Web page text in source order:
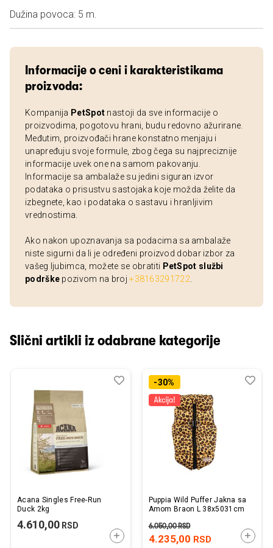
Dužina povoca: 5 m.
Informacije o ceni i karakteristikama
proizvoda:
Kompanija PetSpot nastoji da sve informacije o
proizvodima, pogotovu hrani, budu redovno ažurirane.
Međutim, proizvođači hrane konstatno menjaju i
unapređuju svoje formule, zbog čega su najpreciznije
informacije uvek one na samom pakovanju.
Informacije sa ambalaže su jedini siguran izvor
podataka o prisustvu sastojaka koje možda želite da
izbegnete, kao i podataka o sastavu i hranljivim
vrednostima.
Ako nakon upoznavanja sa podacima sa ambalaže
niste sigurni da li je određeni proizvod dobar izbor za
vašeg ljubimca, možete se obratiti PetSpot službi
podrške pozivom na broj+38163291722
Slični artikli iz odabrane kategorije
Acana Singles Free-Run
Duck 2kg
4.610,00 RSD
DODAJTE U KORPU
Dodaj
Uporedi-30%
Puppia Wild Puffer Jakna sa
Amom Braon L 38x5031cm
4.235,00 RSD
6.050,00RSD